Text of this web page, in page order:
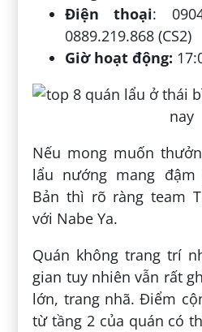
Điện thoại:
0889.219.868 (CS2)
Giờ hoạt động:
Nếu mong muốn
lẩu nướng mang đậm
Bản thì rõ ràng team
với Nabe Ya.
Quán không trang trí
gian tuy nhiên vẫn rất
lớn, trang nhã. Điểm
từ tầng 2 của quán có